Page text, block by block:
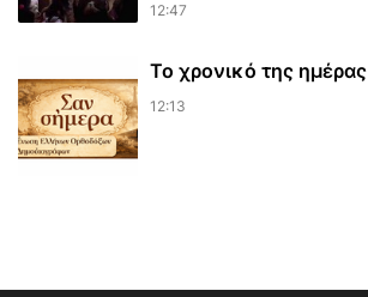
12:47
Το χρονικό της ημέρας
12:13